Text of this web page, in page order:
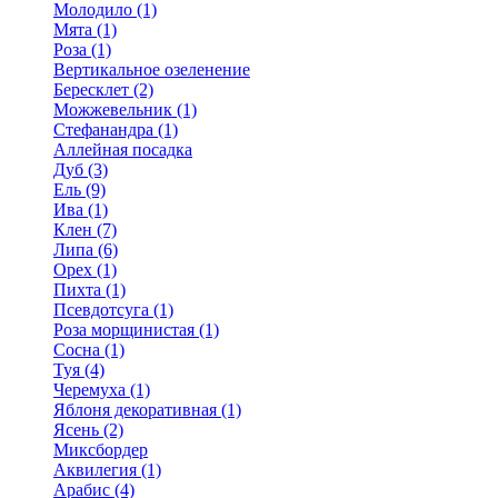
Молодило (1)
Мята (1)
Роза (1)
Вертикальное озеленение
Бересклет (2)
Можжевельник (1)
Стефанандра (1)
Аллейная посадка
Дуб (3)
Ель (9)
Ива (1)
Клен (7)
Липа (6)
Орех (1)
Пихта (1)
Псевдотсуга (1)
Роза морщинистая (1)
Сосна (1)
Туя (4)
Черемуха (1)
Яблоня декоративная (1)
Ясень (2)
Миксбордер
Аквилегия (1)
Арабис (4)